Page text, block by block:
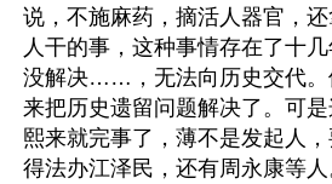
说，不施麻药，摘活人器官，
人干的事，这种事情存在了十
没解决……，无法向历史交代。
来把历史遗留问题解决了。可
熙来就完事了，薄不是发起人
得法办江泽民，还有周永康等